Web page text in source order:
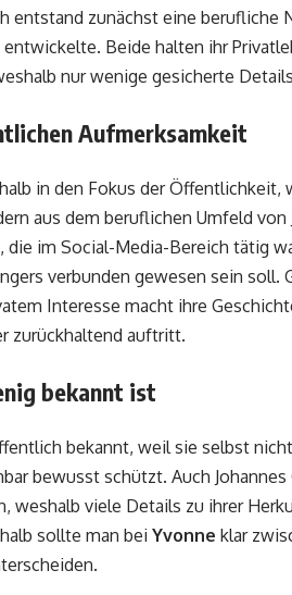
entstand zunächst eine berufliche
Beide halten ihr
nur wenige gesicherte
Aufmerksamkeit
in den Fokus der Öffentlichkeit,
aus dem beruflichen Umfeld von
im Social-Media-Bereich tätig
verbunden gewesen sein soll.
Interesse macht ihre
zurückhaltend auftritt.
bekannt ist
bekannt, weil sie selbst
bewusst schützt. Auch
weshalb viele Details zu ihrer
sollte man bei Yvonne klar